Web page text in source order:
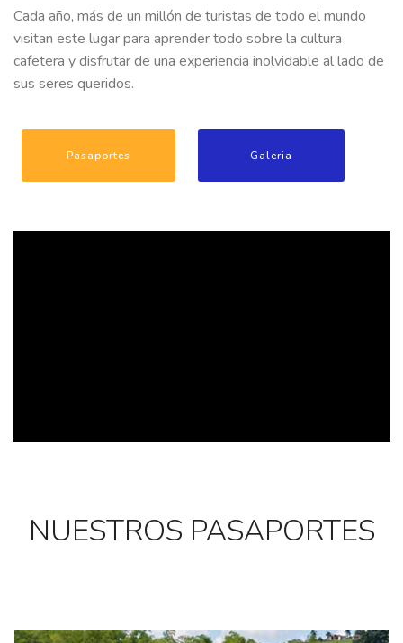
Cada año, más de un millón de turistas de todo el mundo
visitan este lugar para aprender todo sobre la cultura
cafetera y disfrutar de una experiencia inolvidable al lado de
sus seres queridos.
Pasaportes Galeria
NUESTROS PASAPORTES